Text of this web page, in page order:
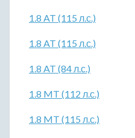
1.8 AT (115 л.с.)
1.8 AT (115 л.с.)
1.8 AT (84 л.с.)
1.8 MT (112 л.с.)
1.8 MT (115 л.с.)